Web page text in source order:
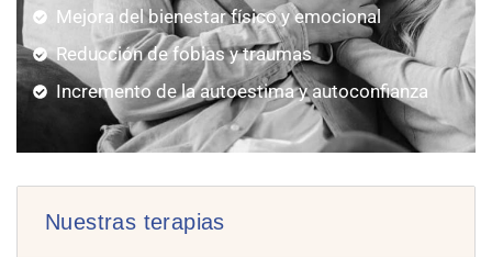
Mejora del bienestar físico y emocional
Reducción de fobias y traumas
Incremento de la autoestima y autoconfianza
Nuestras terapias